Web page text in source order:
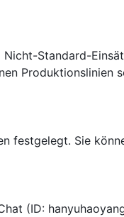
Standard-
Produktionslinien
festgelegt. Sie
(ID: